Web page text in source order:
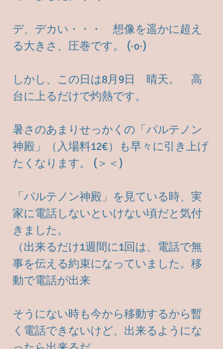
デ、デカい・・・　想像を遥かに超え
る大きさ、圧巻です。 (·o·)
しかし、この日は8月9日　晴天。　高
台に上るだけで灼熱です。
暑さのあまりせっかくの「パルテノン
神殿」（入場料12€）も早々に引き上げ
たくなります。 (＞＜)
「パルテノン神殿」を見ている時、実
家に電話しないといけない頃だと気付
きました。
（出来るだけ1週間に1回は、電話で無
事を伝える約束になっていました。移
動で電話が出来
そうにない時も今から移動するから暫
く電話できないけど、出来るようにな